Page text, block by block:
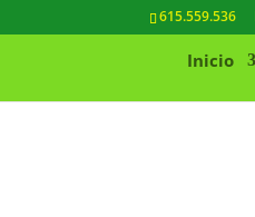
615.559.536
Inicio